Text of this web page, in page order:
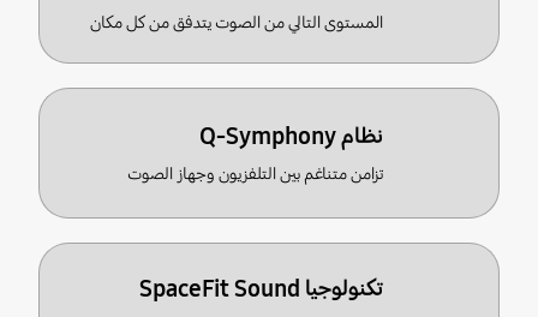
المستوى التالي من الصوت يتدفق من كل مكان
نظام Q-Symphony
تزامن متناغم بين التلفزيون وجهاز الصوت
تكنولوجيا SpaceFit Sound